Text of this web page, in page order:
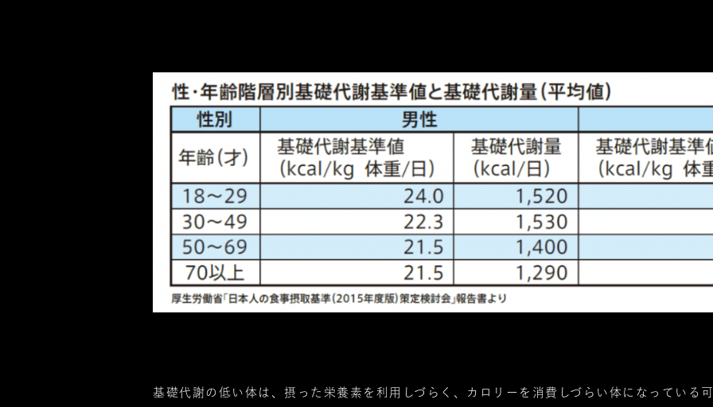
基礎代謝の低い体は、摂った栄養素を利用しづらく、カロリーを消費しづらい体になっている可